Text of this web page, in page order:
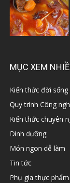
MỤC XEM
Kiến thức đời sống
Quy trình Công
Kiến thức chuyên
Dinh dưỡng
Món ngon dễ làm
Tin tức
Phụ gia thực phẩm